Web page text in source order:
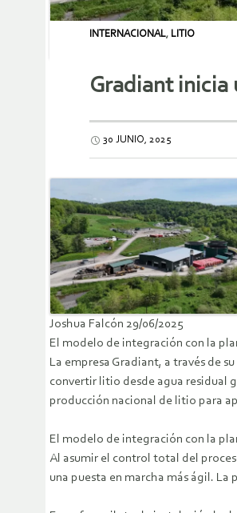
INTERNACIONAL, LITIO
Gradiant inicia
30 JUNIO, 2025
Joshua Falcón 29/06/2025
El modelo de integración con la
La empresa Gradiant, a través de
convertir litio desde agua residual
producción nacional de litio para
El modelo de integración con la
Al asumir el control total del
una puesta en marcha más ágil.